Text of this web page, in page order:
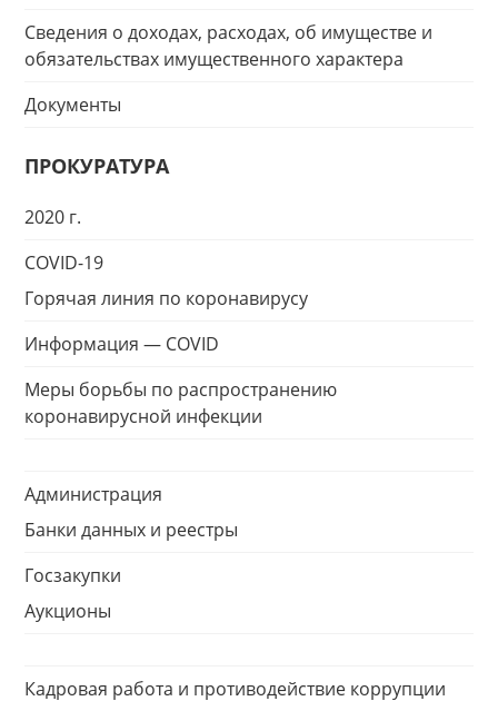
Сведения о доходах, расходах, об имуществе и
обязательствах имущественного характера
Документы
ПРОКУРАТУРА
2020 г.
COVID-19
Горячая линия по коронавирусу
Информация — COVID
Меры борьбы по распространению
коронавирусной инфекции
Администрация
Банки данных и реестры
Госзакупки
Аукционы
Кадровая работа и противодействие коррупции